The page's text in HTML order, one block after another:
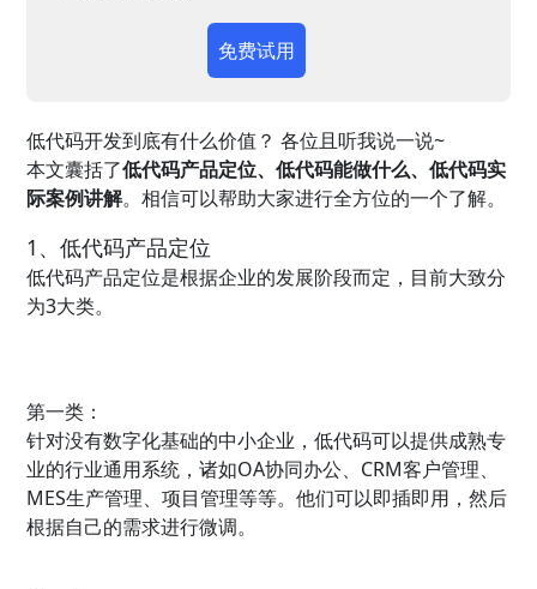
免费试用
低代码开发到底有什么价值？ 各位且听我说一说~
本文囊括了低代码产品定位、低代码能做什么、低代码实
际案例讲解。相信可以帮助大家进行全方位的一个了解。
1、低代码产品定位
低代码产品定位是根据企业的发展阶段而定，目前大致分
为3大类。
第一类：
针对没有数字化基础的中小企业，低代码可以提供成熟专
业的行业通用系统，诸如OA协同办公、CRM客户管理、
MES生产管理、项目管理等等。他们可以即插即用，然后
根据自己的需求进行微调。